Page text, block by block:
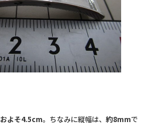
およそ4.5cm。ちなみに縦幅は、約8mmで